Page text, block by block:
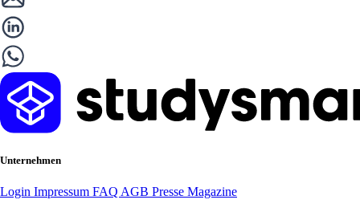
Unternehmen
Login Impressum FAQ AGB Presse Magazine